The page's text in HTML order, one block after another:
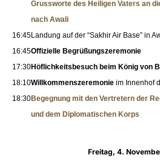
Grussworte des Heiligen Vaters an
nach Awali
16:45Landung auf der “Sakhir Air Base” in
16:45Offizielle Begrüßungszeremonie
17:30Höflichkeitsbesuch beim König von
18:10Willkommenszeremonie im Innenhof
18:30Begegnung mit den Vertretern der
und dem Diplomatischen Korps
Freitag, 4.